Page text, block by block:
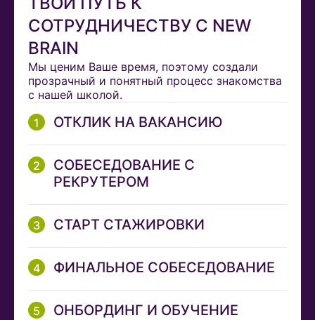
СОТРУДНИЧЕСТВУ С NEW
BRAIN
Мы ценим Ваше время, поэтому создали
прозрачный и понятный процесс знакомства
с нашей школой.
ОТКЛИК НА ВАКАНСИЮ
СОБЕСЕДОВАНИЕ С
РЕКРУТЕРОМ
СТАРТ СТАЖИРОВКИ
ФИНАЛЬНОЕ СОБЕСЕДОВАНИЕ
ОНБОРДИНГ И ОБУЧЕНИЕ